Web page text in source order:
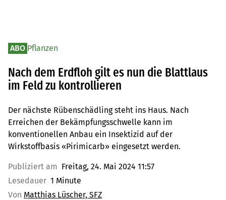
ABO Pflanzen
Nach dem Erdfloh gilt es nun die Blattlaus
im Feld zu kontrollieren
Der nächste Rübenschädling steht ins Haus. Nach
Erreichen der Bekämpfungsschwelle kann im
konventionellen Anbau ein Insektizid auf der
Wirkstoffbasis «Pirimicarb» eingesetzt werden.
Publiziert am Freitag, 24. Mai 2024 11:57
Lesedauer 1 Minute
Von Matthias Lüscher, SFZ